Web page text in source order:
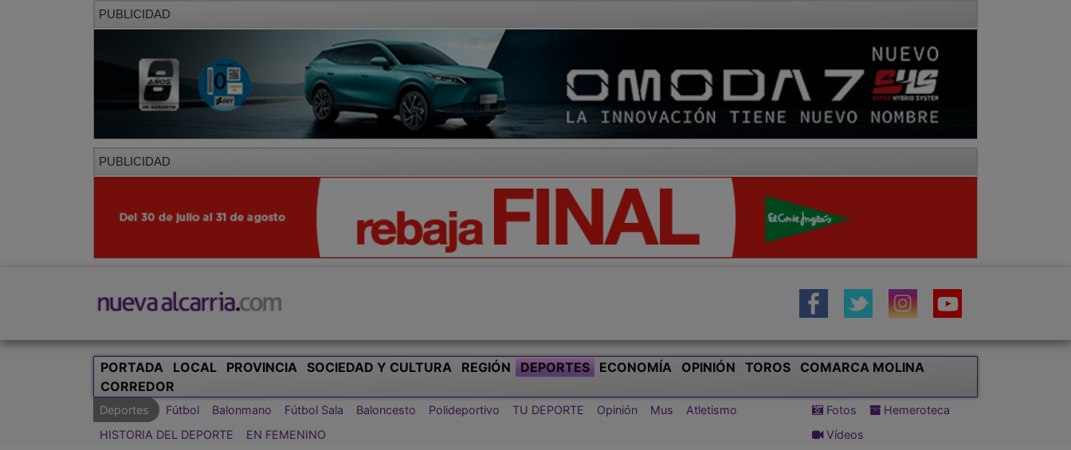
PUBLICIDAD
PUBLICIDAD
PORTADA LOCAL PROVINCIA SOCIEDAD Y CULTURA REGIÓN DEPORTES ECONOMÍA OPINIÓN TOROS
COMARCA MOLINA
CORREDOR
Deportes Fútbol Balonmano Fútbol Sala Baloncesto Polideportivo TU DEPORTE Opinión Mus
Atletismo
HISTORIA DEL DEPORTE
EN FEMENINO
Fotos
Hemeroteca
Vídeos